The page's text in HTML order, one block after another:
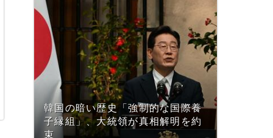
韓国の暗い歴史「強制的な国際養
子縁組」、大統領が真相解明を約
束